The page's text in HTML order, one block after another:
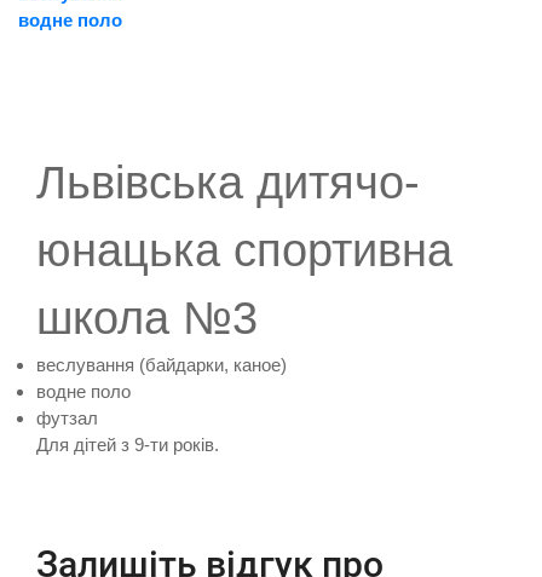
водне поло
Львівська дитячо-
юнацька спортивна
школа №3
веслування (байдарки, каное)
водне поло
футзал
Для дітей з 9-ти років.
Залишіть відгук про